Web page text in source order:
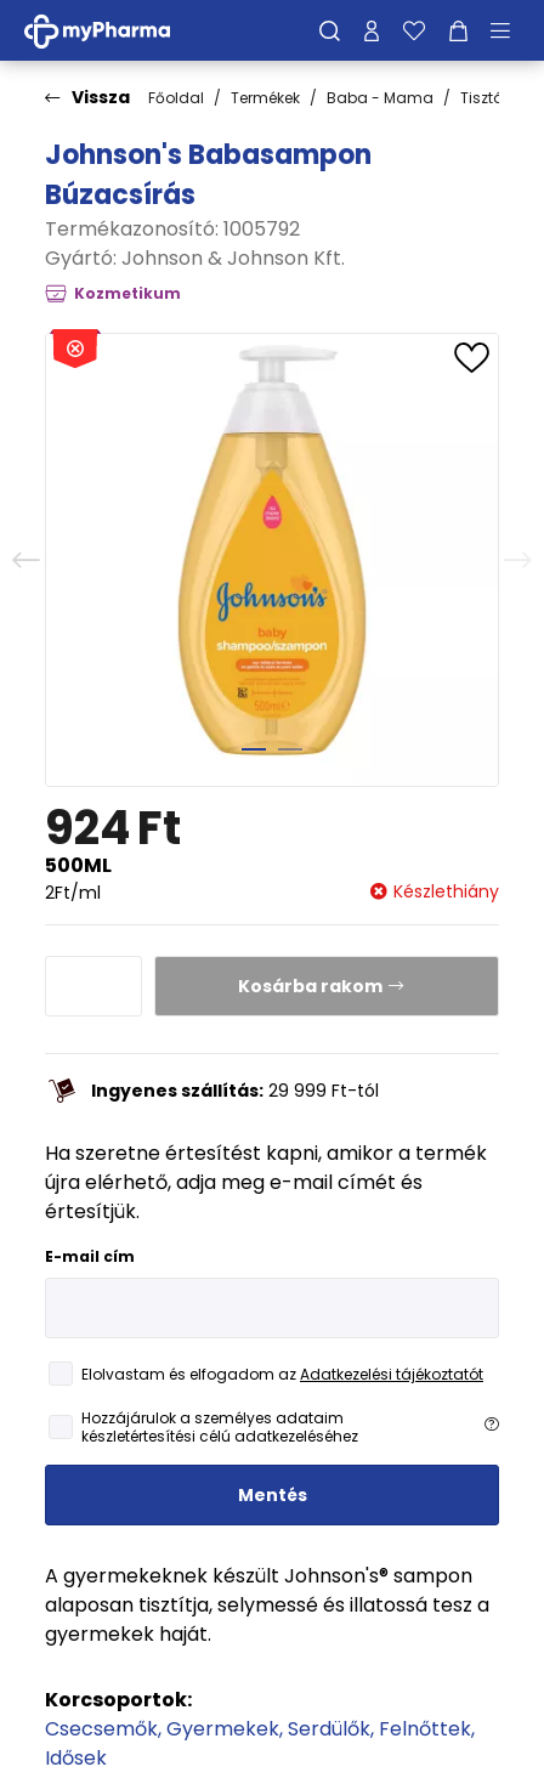
Vissza Főoldal Termékek Baba - Mama
Johnson's Babasampon
Búzacsírás
Termékazonosító: 1005792
Gyártó: Johnson & Johnson Kft.
Kozmetikum
924Ft
500ML
2Ft/ml Készlethiány
Kosárba rakom
Ingyenes szállítás: 29 999 Ft-tól
Ha szeretne értesítést kapni, amikor a termék
újra elérhető, adja meg e-mail címét és
értesítjük.
E-mail cím
Elolvastam és elfogadom azAdatkezelési tájékoztatót
Hozzájárulok a személyes adataim
készletértesítési célú adatkezeléséhez
Mentés
A gyermekeknek készült Johnson's® sampon
alaposan tisztítja, selymessé és illatossá tesz a
gyermekek haját.
Korcsoportok:
Csecsemők Gyermekek Serdülők Felnőttek
Idősek